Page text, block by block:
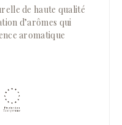
de haute qualité
d’arômes qui
aromatique